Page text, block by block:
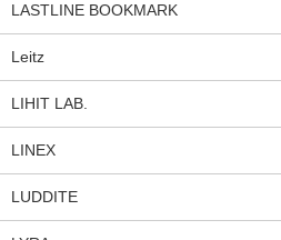
LASTLINE BOOKMARK
Leitz
LIHIT LAB.
LINEX
LUDDITE